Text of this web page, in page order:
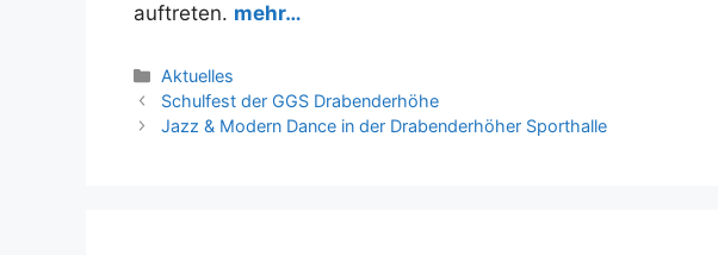
auftreten. mehr…
Kategorien
Aktuelles
Schulfest der GGS Drabenderhöhe
Jazz & Modern Dance in der Drabenderhöher Sporthalle